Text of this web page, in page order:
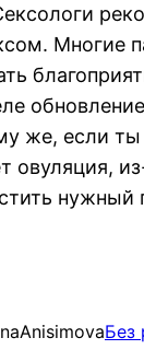
Многие
же, если ты
овуляция,
нужный
Без